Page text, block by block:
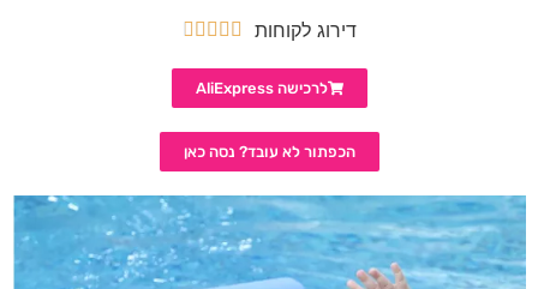
דירוג לקוחות 




לרכישה AliExpress
הכפתור לא עובד? נסה כאן